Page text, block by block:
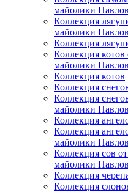
майолики
Коллекция
майолики
Коллекция
Коллекция
майолики
Коллекция котов
Коллекция
Коллекция
майолики
Коллекция
Коллекция
майолики
Коллекция сов
майолики
Коллекция
Коллекция